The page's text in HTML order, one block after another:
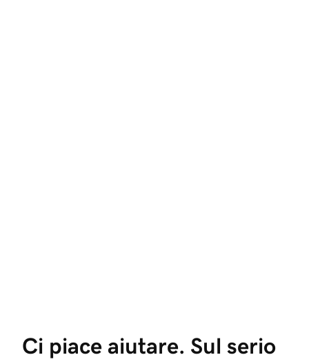
Ci piace aiutare. Sul serio